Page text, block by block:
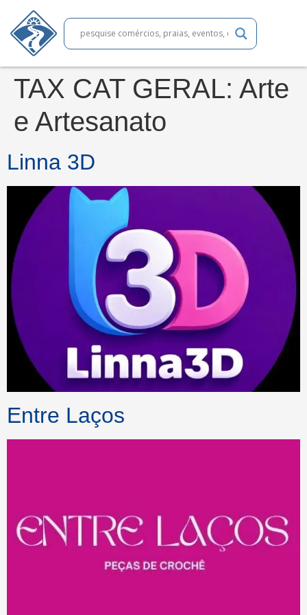
TAX CAT GERAL: Arte
e Artesanato
Linna 3D
Entre Laços